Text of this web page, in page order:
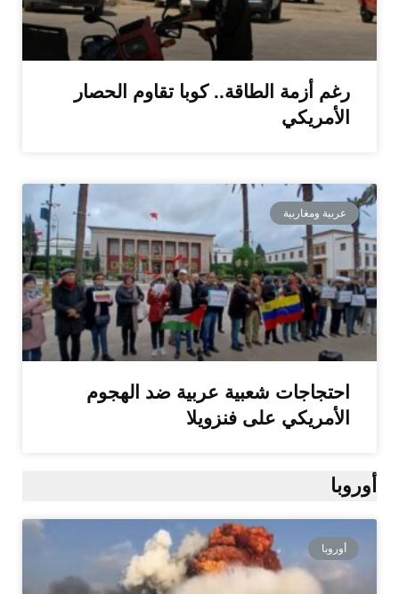
رغم أزمة الطاقة.. كوبا تقاوم الحصار
الأمريكي
عربية ومغاربية
احتجاجات شعبية عربية ضد الهجوم
الأمريكي على فنزويلا
أوروبا
أوروبا